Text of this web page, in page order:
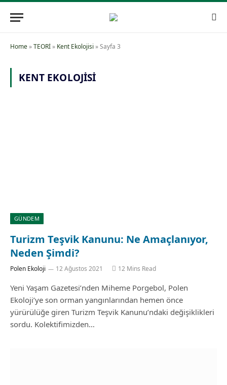
Home»TEORİ» Kent Ekolojisi »Sayfa 3
KENT EKOLOJISI
GÜNDEM
Turizm Teşvik Kanunu: Ne Amaçlanıyor,
Neden Şimdi?
Polen Ekoloji 12 Ağustos 2021 12 Mins Read
Yeni Yaşam Gazetesi’nden Miheme Porgebol, Polen
Ekoloji’ye son orman yangınlarından hemen önce
yürürülüğe giren Turizm Teşvik Kanunu’ndaki değişiklikleri
sordu. Kolektifimizden…